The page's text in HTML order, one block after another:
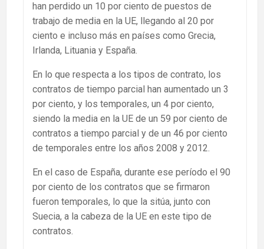
han perdido un 10 por ciento de puestos de
trabajo de media en la UE, llegando al 20 por
ciento e incluso más en países como Grecia,
Irlanda, Lituania y España.
En lo que respecta a los tipos de contrato, los
contratos de tiempo parcial han aumentado un 3
por ciento, y los temporales, un 4 por ciento,
siendo la media en la UE de un 59 por ciento de
contratos a tiempo parcial y de un 46 por ciento
de temporales entre los años 2008 y 2012.
En el caso de España, durante ese período el 90
por ciento de los contratos que se firmaron
fueron temporales, lo que la sitúa, junto con
Suecia, a la cabeza de la UE en este tipo de
contratos.